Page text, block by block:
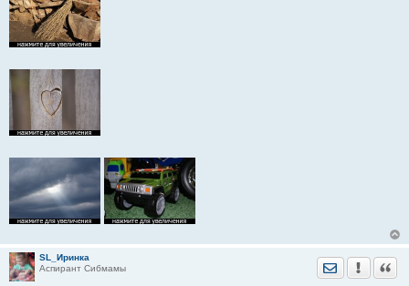
SL_Иринка
Аспирант Сибмамы
Отправить